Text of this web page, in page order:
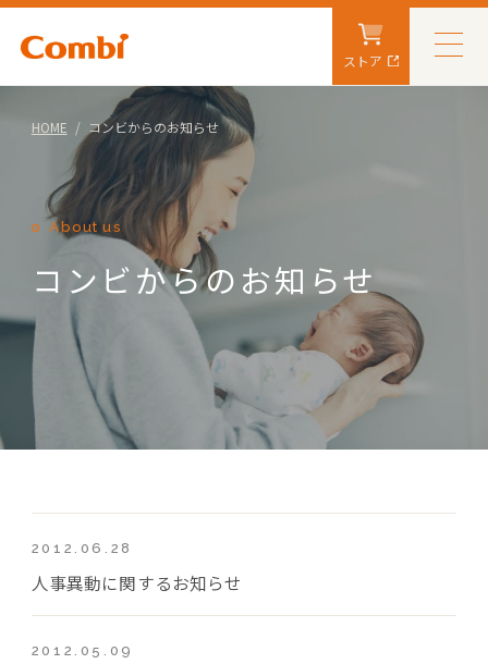
ストア
HOME コンビからのお知らせ
About us
コンビからのお知らせ
2012.06.28
人事異動に関するお知らせ
2012.05.09